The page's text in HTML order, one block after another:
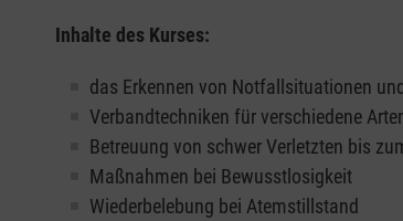
Inhalte des Kurses:
das Erkennen von Notfallsituationen
Verbandtechniken für verschiedene
Betreuung von schwer Verletzten bis
Maßnahmen bei Bewusstlosigkeit
Wiederbelebung bei Atemstillstand